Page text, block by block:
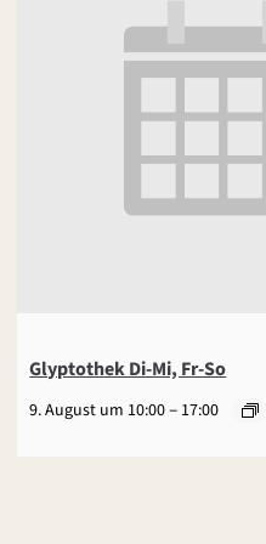
Glyptothek Di-Mi, Fr-So
9. August um 10:00– 17:00